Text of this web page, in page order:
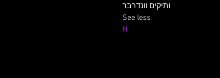
ותיקים וונדרבר
See less
H